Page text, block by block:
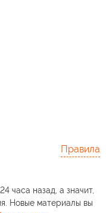
Правила
часа назад, а значит,
Новые материалы вы